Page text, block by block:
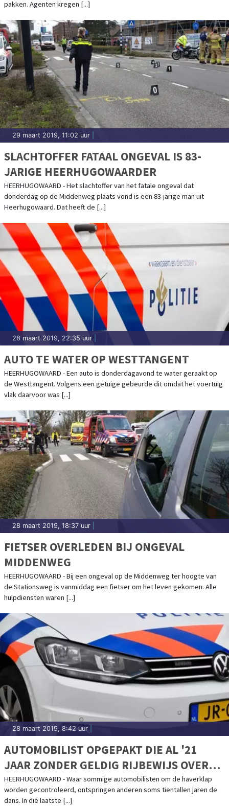
pakken. Agenten kregen [...]
29 maart 2019, 11:02 uur
SLACHTOFFER FATAAL ONGEVAL IS 83-
JARIGE HEERHUGOWAARDER
HEERHUGOWAARD - Het slachtoffer van het fatale ongeval dat
donderdag op de Middenweg plaats vond is een 83-jarige man uit
Heerhugowaard. Dat heeft de [...]
28 maart 2019, 22:35 uur
AUTO TE WATER OP WESTTANGENT
HEERHUGOWAARD - Een auto is donderdagavond te water geraakt op
de Westtangent. Volgens een getuige gebeurde dit omdat het voertuig
vlak daarvoor was [...]
28 maart 2019, 18:37 uur
FIETSER OVERLEDEN BIJ ONGEVAL
MIDDENWEG
HEERHUGOWAARD - Bij een ongeval op de Middenweg ter hoogte van
de Stationsweg is vanmiddag een fietser om het leven gekomen. Alle
hulpdiensten waren [...]
28 maart 2019, 8:42 uur
AUTOMOBILIST OPGEPAKT DIE AL '21
JAAR ZONDER GELDIG RIJBEWIJS OVER
DE WEG TUFT'
HEERHUGOWAARD - Waar sommige automobilisten om de haverklap
worden gecontroleerd, ontspringen anderen soms tientallen jaren de
dans. In die laatste [...]